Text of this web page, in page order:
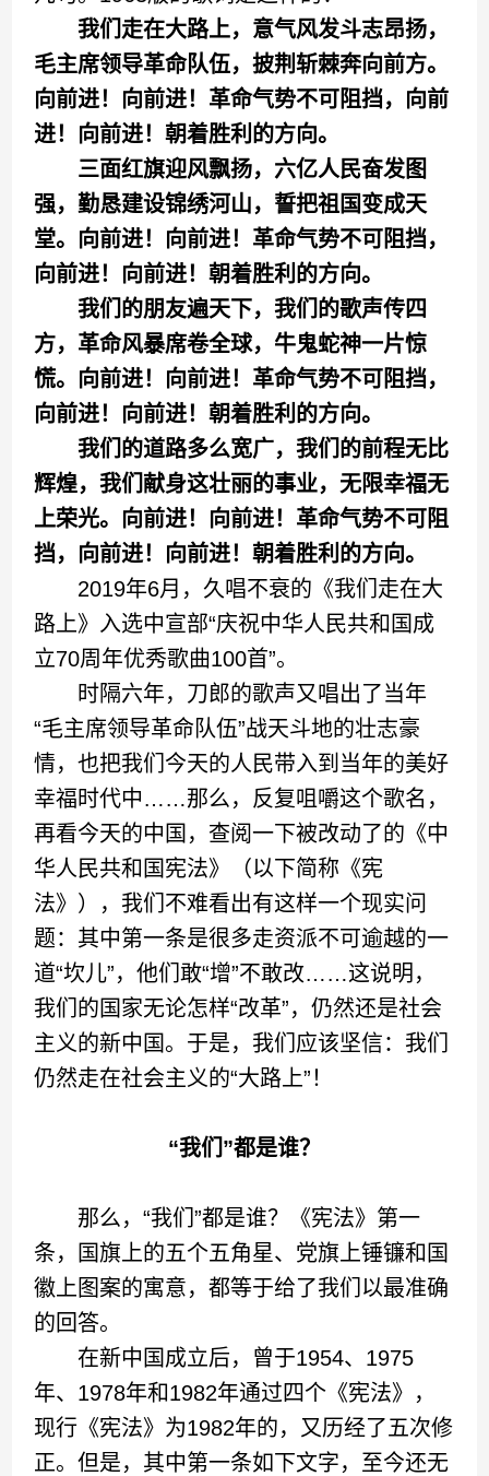
我们走在大路上，意气风发斗志昂扬，
毛主席领导革命队伍，披荆斩棘奔向前方。
向前进！向前进！革命气势不可阻挡，向前
进！向前进！朝着胜利的方向。
三面红旗迎风飘扬，六亿人民奋发图
强，勤恳建设锦绣河山，誓把祖国变成天
堂。向前进！向前进！革命气势不可阻挡，
向前进！向前进！朝着胜利的方向。
我们的朋友遍天下，我们的歌声传四
方，革命风暴席卷全球，牛鬼蛇神一片惊
慌。向前进！向前进！革命气势不可阻挡，
向前进！向前进！朝着胜利的方向。
我们的道路多么宽广，我们的前程无比
辉煌，我们献身这壮丽的事业，无限幸福无
上荣光。向前进！向前进！革命气势不可阻
挡，向前进！向前进！朝着胜利的方向。
2019年6月，久唱不衰的《我们走在大
路上》入选中宣部“庆祝中华人民共和国成
立70周年优秀歌曲100首”。
时隔六年，刀郎的歌声又唱出了当年
“毛主席领导革命队伍”战天斗地的壮志豪
情，也把我们今天的人民带入到当年的美好
幸福时代中……那么，反复咀嚼这个歌名，
再看今天的中国，查阅一下被改动了的《中
华人民共和国宪法》（以下简称《宪
法》），我们不难看出有这样一个现实问
题：其中第一条是很多走资派不可逾越的一
道“坎儿”，他们敢“增”不敢改……这说明，
我们的国家无论怎样“改革”，仍然还是社会
主义的新中国。于是，我们应该坚信：我们
仍然走在社会主义的“大路上”！
“我们”都是谁？
那么，“我们”都是谁？《宪法》第一
条，国旗上的五个五角星、党旗上锤镰和国
徽上图案的寓意，都等于给了我们以最准确
的回答。
在新中国成立后，曾于1954、1975
年、1978年和1982年通过四个《宪法》，
现行《宪法》为1982年的，又历经了五次修
正。但是，其中第一条如下文字，至今还无